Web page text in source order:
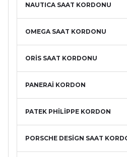
NAUTICA SAAT KORDONU
OMEGA SAAT KORDONU
ORİS SAAT KORDONU
PANERAİ KORDON
PATEK PHİLİPPE KORDON
PORSCHE DESİGN SAAT